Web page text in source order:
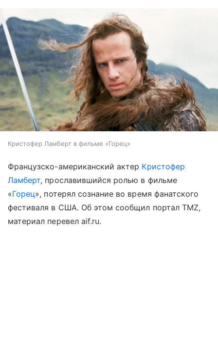
Кристофер Ламберт в фильме «Горец»
Французско-американский актер Кристофер
Ламберт, прославившийся ролью в фильме
«Горец», потерял сознание во время фанатского
фестиваля в США. Об этом сообщил портал TMZ,
материал перевел aif.ru.